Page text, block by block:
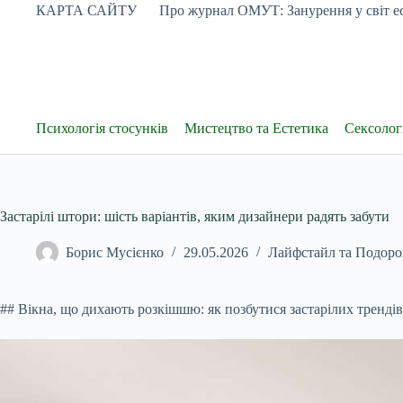
ПерейтиКАРТА САЙТУ Про журнал ОМУТ: Занурення у світ
Психологія стосунків Мистецтво та Естетика
Застарілі штори: шість варіантів, яким дизайнери радять забути
Борис Мусієнко 29.05.2026 Лайфстайл та
## Вікна, що дихають розкішшю: як позбутися застарілих трендів